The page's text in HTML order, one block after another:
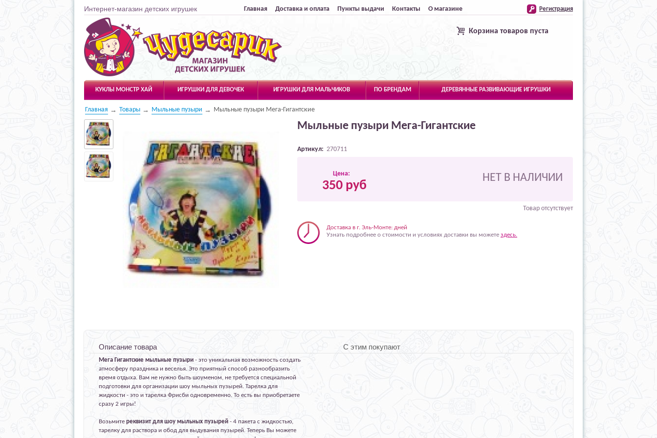
Интернет-магазин детских игрушек Главная Доставка и оплата Пункты выдачи Контакты О магазине Регистрация
Чудесарик
Корзина товаров пуста
КУКЛЫ МОНСТР ХАЙ ИГРУШКИ ДЛЯ ДЕВОЧЕК ИГРУШКИ ДЛЯ МАЛЬЧИКОВ ПО БРЕНДАМ ДЕРЕВЯННЫЕ РАЗВИВАЮЩИЕ ИГРУШКИ
Главная Товары Мыльные пузыри Мыльные пузыри Мега-Гигантские
Мыльные пузыри Мега-Гигантские
Артикул: 270711
НЕТ В НАЛИЧИИ
Цена:
350 руб
Товар отсутствует
Доставка в г. Эль-Монте: дней
Узнать подробнее о стоимости и условиях доставки вы можете здесь.
Описание товара С этим покупают
Мега Гигантские мыльные пузыри - это уникальная возможность создать
атмосферу праздника и веселья. Это приятный способ разнообразить
время отдыха. Вам не нужно быть шоуменом, не требуется специальной
подготовки для организации шоу мыльных пузырей. Тарелка для
жидкости - это и тарелка Фрисби одновременно. То есть вы приобретаете
сразу 2 игры!
Возьмите реквизит для шоу мыльных пузырей - 4 пакета с жидкостью,
тарелку для раствора и обод для выдувания пузырей. Теперь Вы можете